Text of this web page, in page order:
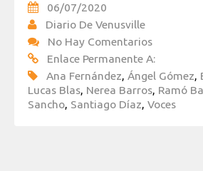
06/07/2020
Diario De Venusville
No Hay Comentarios
Enlace Permanente A:
Ana Fernández, Ángel Gómez,
Lucas Blas, Nerea Barros, Ramó
Sancho, Santiago Díaz, Voces